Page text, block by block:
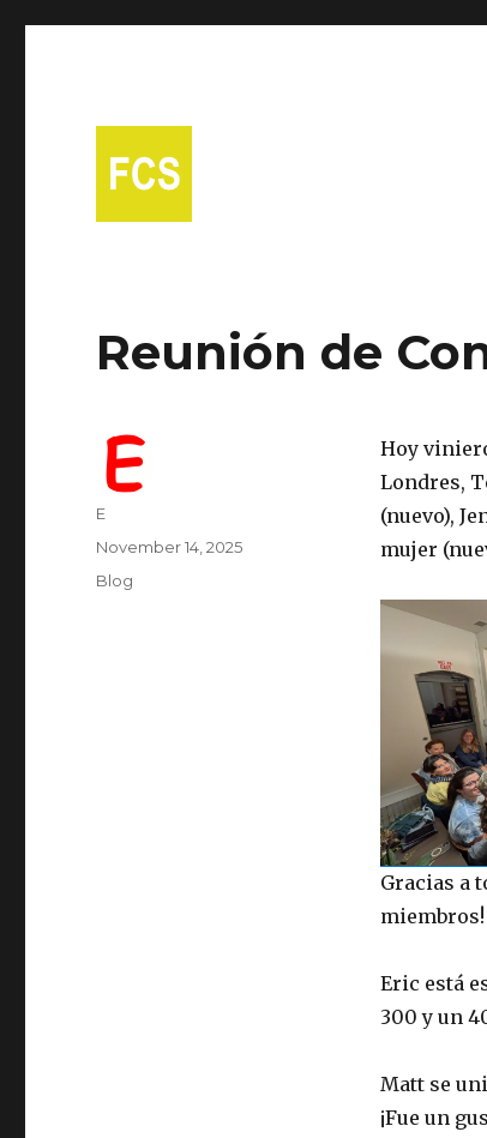
Reunión de
Hoy
Londres,
(nuevo),
mujer
Gracias a
Eric está
300 y un
Matt se
¡Fue un
Author
E
Posted
on
November 14, 2025
Categories
Blog